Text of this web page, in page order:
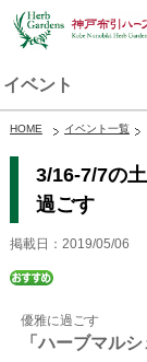
イベント
HOME イベント一覧
3/16-7/7の
過ごす
掲載日：2019/05/06
優雅に過ごす
「ハーブマルシ